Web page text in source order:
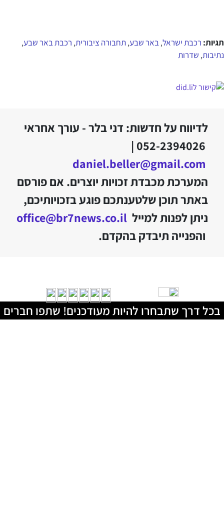
תגיות: רכבת ישראל,באר שבע,תחבורה ציבורית, רכבת באר שבע,
נתיבות, שדרות
לדיווח על חדשות: דני בלר - עורך אחראי
052-2394026 |
daniel.beller@gmail.com
המערכת מכבדת זכויות יוצרים. אם פורסם
באתר תוכן שלטענתכם פוגע בזכויותיכם,
ניתן לפנות למייל office@br7news.co.il
והפנייה תיבדק בהקדם.
בכל דרך שתבחרו להיות מעודכנים! שתפו חברים